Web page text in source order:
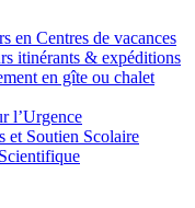
en Centres de vacances
itinérants & expéditions
en gîte ou chalet
l’Urgence
et Soutien Scolaire